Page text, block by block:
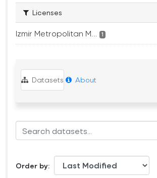
Licenses
Izmir Metropolitan M... 1
Datasets About
Order by